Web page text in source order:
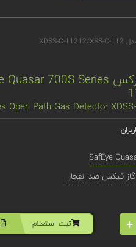
Open Path Gas Detector
SafEye
فیکس ضد انفجار
+ ثبت استعلام